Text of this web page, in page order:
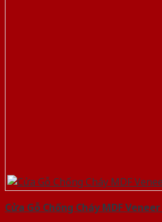
Cửa Gỗ Chống Cháy MDF